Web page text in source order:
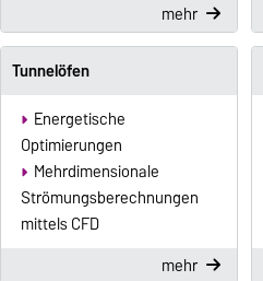
mehr
Tunnelöfen
Energetische
Optimierungen
Mehrdimensionale
Strömungsberechnungen
mittels CFD
mehr